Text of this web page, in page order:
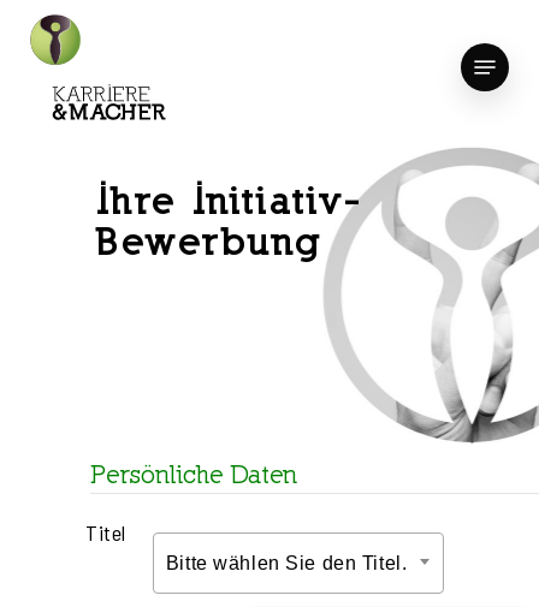
Skip
content
Menu
Ihre Initiativ-
Bewerbung
Persönliche Daten
Titel
Bitte wählen Sie den Titel.
Close